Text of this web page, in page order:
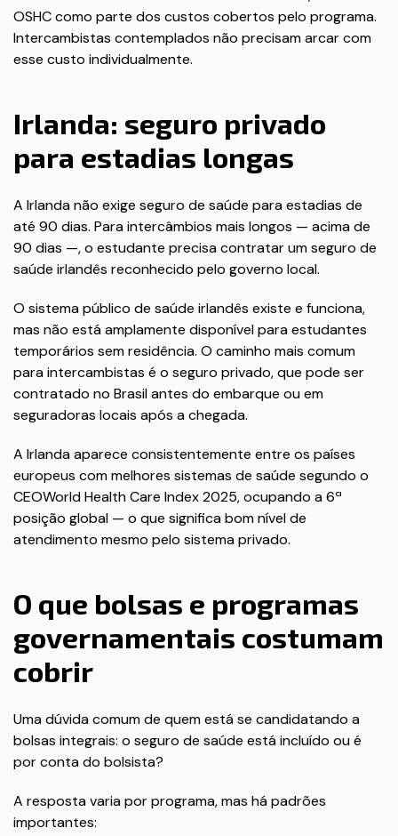
OSHC como parte dos custos cobertos pelo programa.
Intercambistas contemplados não precisam arcar com
esse custo individualmente.
Irlanda: seguro privado
para estadias longas
A Irlanda não exige seguro de saúde para estadias de
até 90 dias. Para intercâmbios mais longos — acima de
90 dias —, o estudante precisa contratar um seguro de
saúde irlandês reconhecido pelo governo local.
O sistema público de saúde irlandês existe e funciona,
mas não está amplamente disponível para estudantes
temporários sem residência. O caminho mais comum
para intercambistas é o seguro privado, que pode ser
contratado no Brasil antes do embarque ou em
seguradoras locais após a chegada.
A Irlanda aparece consistentemente entre os países
europeus com melhores sistemas de saúde segundo o
CEOWorld Health Care Index 2025, ocupando a 6ª
posição global — o que significa bom nível de
atendimento mesmo pelo sistema privado.
O que bolsas e programas
governamentais costumam
cobrir
Uma dúvida comum de quem está se candidatando a
bolsas integrais: o seguro de saúde está incluído ou é
por conta do bolsista?
A resposta varia por programa, mas há padrões
importantes: